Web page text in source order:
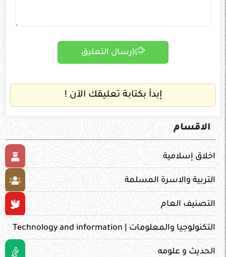
إرسال التعليق
إبدأ بكتابة تعليقك الآن !
الاقسام
اخلاق إسلامية
التربية والاسرة المسلمة
التصنيف العام
التكنولوجيا والمعلومات | Technology and information
الحديث و علومه